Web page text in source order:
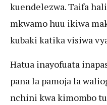
kuendelezwa. Taifa
mkwamo huu ikiwa
kubaki katika visiwa
Hatua inayofuata
pana la pamoja la
nchini kwa kimombo